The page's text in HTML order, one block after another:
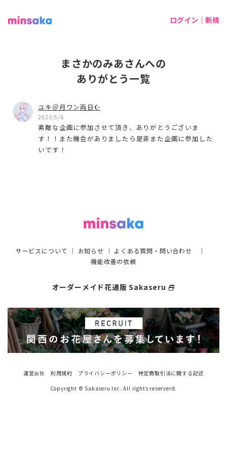
ログイン｜新規
まさかのみあさんへの
ありがとう一覧
ユキ＠月ワン両日☪︎
2023/5/6
素敵な企画に参加させて頂き、ありがとうございま
す！！また機会がありましたら是非また企画に参加した
いです！
サービスについて ｜ お知らせ ｜ よくある質問・問い合わせ ｜
機能改善の依頼
オーダーメイド花通販 Sakaseru select_window
運営会社 利用規約 プライバシーポリシー
特定商取引法に関する記述
Copyright © Sakaseru Inc. All rights reserverd.